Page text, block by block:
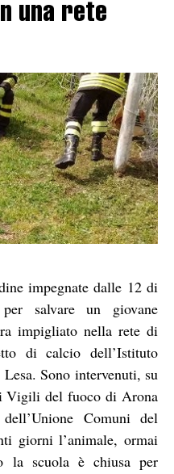
una rete
impegnate dalle 12 di
salvare un giovane
impigliato nella rete di
di calcio dell’Istituto
Sono intervenuti, su
Vigili del fuoco di Arona
Comuni del
giorni l’animale, ormai
la scuola è chiusa per